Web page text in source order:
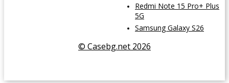
Redmi Note 15 Pro+ Plus
5G
Samsung Galaxy S26
© Casebg.net 2026